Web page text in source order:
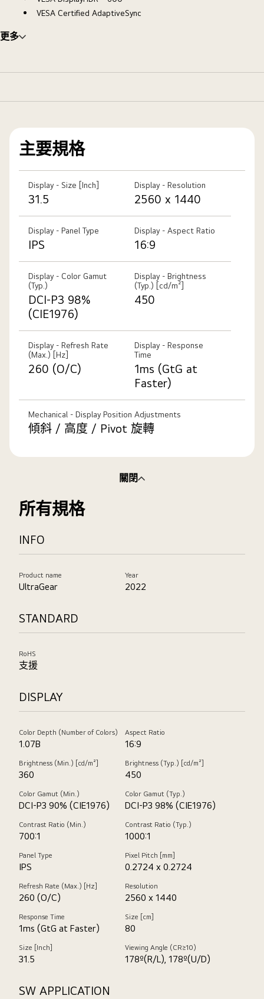
VESA Certified AdaptiveSync
更多
主要規格
Display - Size [Inch]
31.5
Display - Resolution
2560 x 1440
Display - Panel Type
IPS
Display - Aspect Ratio
16:9
Display - Color Gamut
(Typ.)
DCI-P3 98%
(CIE1976)
Display - Brightness
(Typ.) [cd/m²]
450
Display - Refresh Rate
(Max.) [Hz]
260 (O/C)
Display - Response
Time
1ms (GtG at
Faster)
Mechanical - Display Position Adjustments
傾斜 / 高度 / Pivot 旋轉
關閉
所有規格
INFO
Product name
UltraGear
Year
2022
STANDARD
RoHS
支援
DISPLAY
Color Depth (Number of Colors)
1.07B
Aspect Ratio
16:9
Brightness (Min.) [cd/m²]
360
Brightness (Typ.) [cd/m²]
450
Color Gamut (Min.)
DCI-P3 90% (CIE1976)
Color Gamut (Typ.)
DCI-P3 98% (CIE1976)
Contrast Ratio (Min.)
700:1
Contrast Ratio (Typ.)
1000:1
Panel Type
IPS
Pixel Pitch [mm]
0.2724 x 0.2724
Refresh Rate (Max.) [Hz]
260 (O/C)
Resolution
2560 x 1440
Response Time
1ms (GtG at Faster)
Size [cm]
80
Size [Inch]
31.5
Viewing Angle (CR≥10)
178º(R/L), 178º(U/D)
SW APPLICATION